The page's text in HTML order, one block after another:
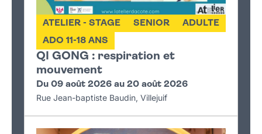
QI GONG : respiration et
mouvement
ATELIER - STAGE SENIOR
ADULTE
ADO 11-18 ANS
Du 09 août 2026 au 20 août 2026
Rue Jean-baptiste Baudin, Villejuif